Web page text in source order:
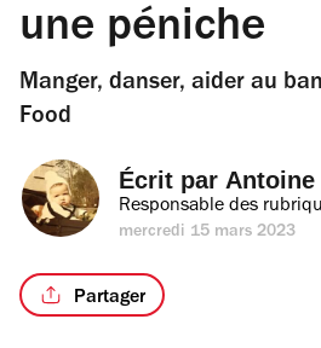
une péniche
Manger, danser, aider au
Food
Écrit par Antoine
Responsable des
mercredi 15 mars 2023
Partager